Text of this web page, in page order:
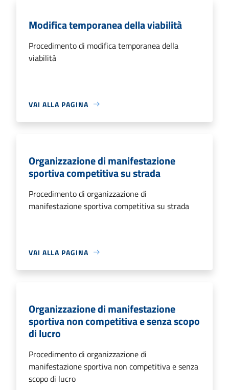
Modifica temporanea della viabilità
Procedimento di modifica temporanea della
viabilità
VAI ALLA PAGINA
Organizzazione di manifestazione
sportiva competitiva su strada
Procedimento di organizzazione di
manifestazione sportiva competitiva su strada
VAI ALLA PAGINA
Organizzazione di manifestazione
sportiva non competitiva e senza scopo
di lucro
Procedimento di organizzazione di
manifestazione sportiva non competitiva e senza
scopo di lucro